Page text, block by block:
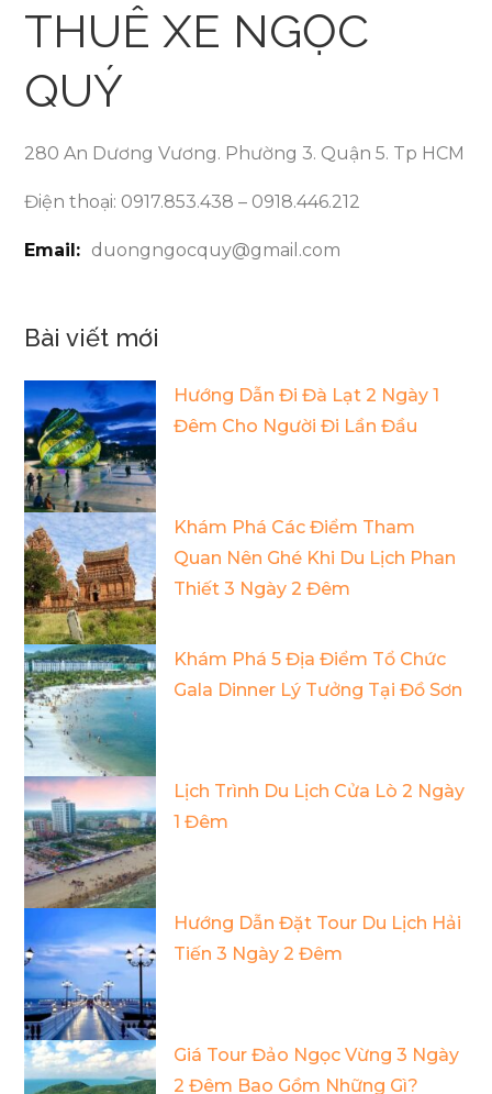
THUÊ XE NGỌC
QUÝ
280 An Dương Vương. Phường 3. Quận 5. Tp HCM
Điện thoại: 0917.853.438 – 0918.446.212
Email: duongngocquy@gmail.com
Bài viết mới
Hướng Dẫn Đi Đà Lạt 2 Ngày 1
Đêm Cho Người Đi Lần Đầu
Khám Phá Các Điểm Tham
Quan Nên Ghé Khi Du Lịch Phan
Thiết 3 Ngày 2 Đêm
Khám Phá 5 Địa Điểm Tổ Chức
Gala Dinner Lý Tưởng Tại Đồ Sơn
Lịch Trình Du Lịch Cửa Lò 2 Ngày
1 Đêm
Hướng Dẫn Đặt Tour Du Lịch Hải
Tiến 3 Ngày 2 Đêm
Giá Tour Đảo Ngọc Vừng 3 Ngày
2 Đêm Bao Gồm Những Gì?